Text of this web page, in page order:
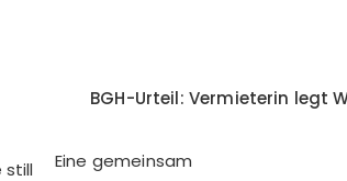
BGH-Urteil: Vermieterin legt
Eine gemeinsam